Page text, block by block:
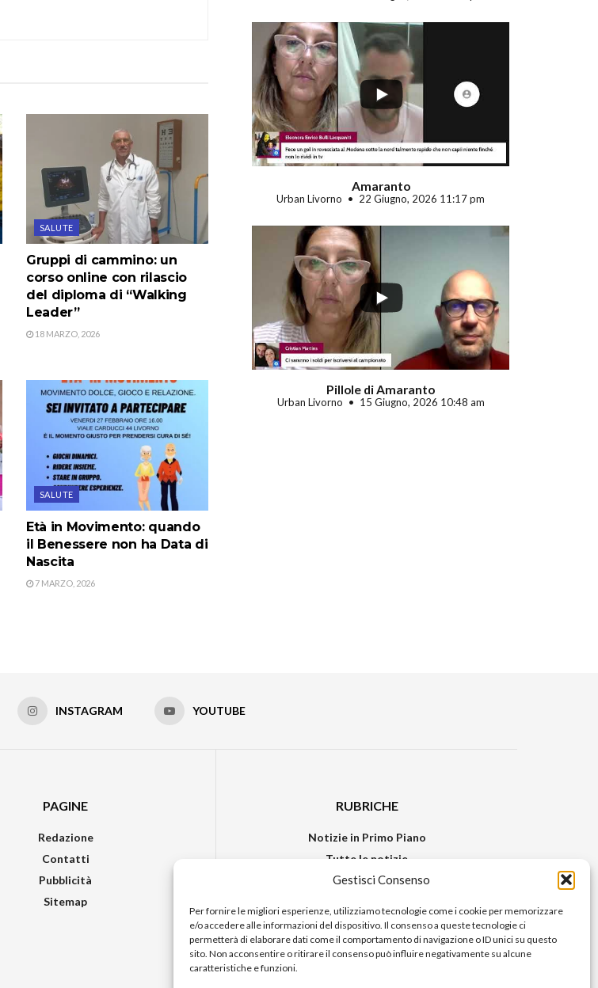
Gestisci Consenso
Per fornire le migliori esperienze, utilizziamo tecnologie come i cookie per memorizzare
e/o accedere alle informazioni del dispositivo. Il consenso a queste tecnologie ci
permetterà di elaborare dati come il comportamento di navigazione o ID unici su questo
sito. Non acconsentire o ritirare il consenso può influire negativamente su alcune
caratteristiche e funzioni.
SALUTE
Gruppi di cammino: un
corso online con rilascio
del diploma di “Walking
Leader”
18 MARZO, 2026
SALUTE
Età in Movimento: quando
il Benessere non ha Data di
Nascita
7 MARZO, 2026
...
Amaranto
Urban Livorno 22 Giugno, 2026 11:17 pm
Pillole di Amaranto
Urban Livorno 15 Giugno, 2026 10:48 am
INSTAGRAM YOUTUBE
PAGINE
Redazione
Contatti
Pubblicità
Sitemap
RUBRICHE
Notizie in Primo Piano
Tutte le notizie
Urban Video